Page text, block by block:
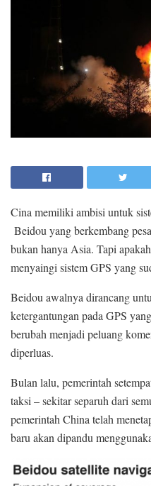
Cina memiliki ambisi untuk
Beidou yang berkembang
bukan hanya Asia. Tapi
menyaingi sistem GPS yang
Beidou awalnya dirancang
ketergantungan pada GPS
berubah menjadi peluang
diperluas.
Bulan lalu, pemerintah
taksi – sekitar separuh dari
pemerintah China telah
baru akan dipandu